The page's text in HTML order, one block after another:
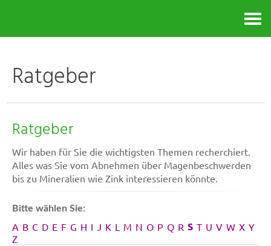
Ratgeber
Ratgeber
Wir haben für Sie die wichtigsten Themen recherchiert.
Alles was Sie vom Abnehmen über Magenbeschwerden
bis zu Mineralien wie Zink interessieren könnte.
Bitte wählen Sie:
A B C D E F G H I J K L M N O P Q R S T U V W X Y
Z